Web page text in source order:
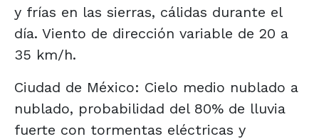
y frías en las sierras, cálidas durante el
día. Viento de dirección variable de 20 a
35 km/h.
Ciudad de México: Cielo medio nublado a
nublado, probabilidad del 80% de lluvia
fuerte con tormentas eléctricas y